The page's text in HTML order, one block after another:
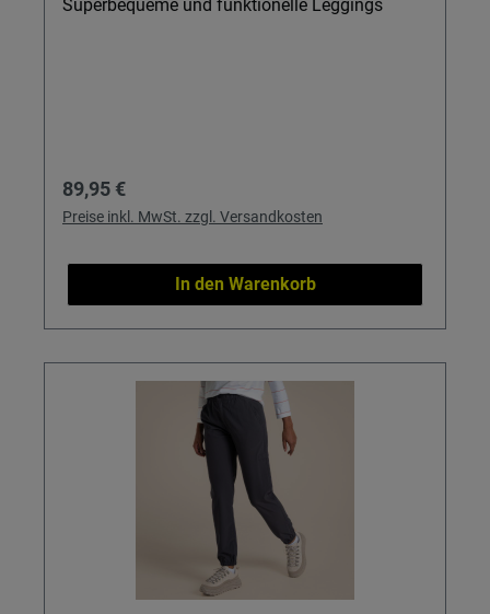
Superbequeme und funktionelle Leggings
Regulärer Preis:
89,95 €
Preise inkl. MwSt. zzgl. Versandkosten
In den Warenkorb